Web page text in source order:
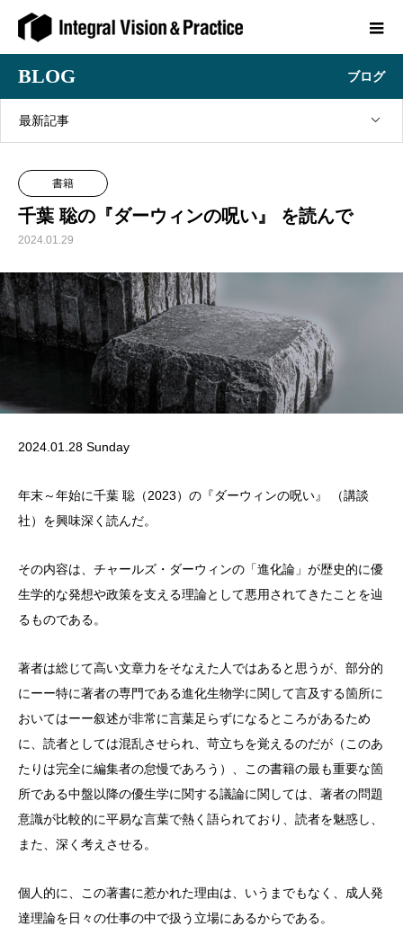
BLOG ブログ
最新記事
書籍
千葉 聡の『ダーウィンの呪い』 を読んで
2024.01.29
2024.01.28 Sunday
年末～年始に千葉 聡（2023）の『ダーウィンの呪い』 （講談
社）を興味深く読んだ。
その内容は、チャールズ・ダーウィンの「進化論」が歴史的に優
生学的な発想や政策を支える理論として悪用されてきたことを辿
るものである。
著者は総じて高い文章力をそなえた人ではあると思うが、部分的
にーー特に著者の専門である進化生物学に関して言及する箇所に
おいてはーー叙述が非常に言葉足らずになるところがあるため
に、読者としては混乱させられ、苛立ちを覚えるのだが（このあ
たりは完全に編集者の怠慢であろう）、この書籍の最も重要な箇
所である中盤以降の優生学に関する議論に関しては、著者の問題
意識が比較的に平易な言葉で熱く語られており、読者を魅惑し、
また、深く考えさせる。
個人的に、この著書に惹かれた理由は、いうまでもなく、成人発
達理論を日々の仕事の中で扱う立場にあるからである。